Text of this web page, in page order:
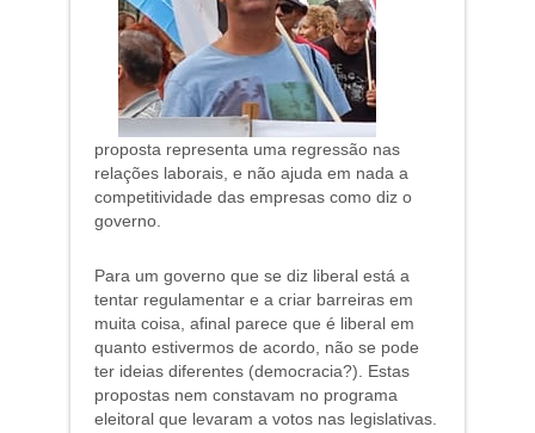
proposta representa uma regressão nas
relações laborais, e não ajuda em nada a
competitividade das empresas como diz o
governo.
Para um governo que se diz liberal está a
tentar regulamentar e a criar barreiras em
muita coisa, afinal parece que é liberal em
quanto estivermos de acordo, não se pode
ter ideias diferentes (democracia?). Estas
propostas nem constavam no programa
eleitoral que levaram a votos nas legislativas.